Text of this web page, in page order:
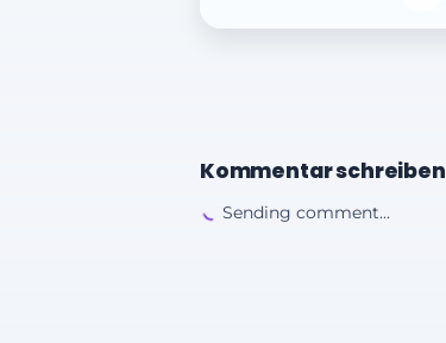
Kommentar schreiben
Sending comment...